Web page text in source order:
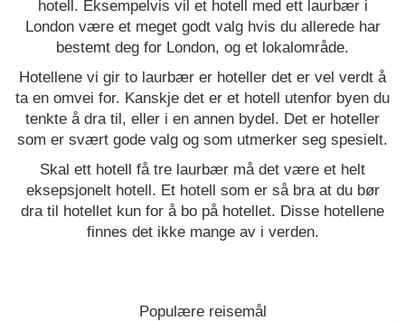
hotell. Eksempelvis vil et hotell med ett laurbær i
London være et meget godt valg hvis du allerede har
bestemt deg for London, og et lokalområde.
Hotellene vi gir to laurbær er hoteller det er vel verdt å
ta en omvei for. Kanskje det er et hotell utenfor byen du
tenkte å dra til, eller i en annen bydel. Det er hoteller
som er svært gode valg og som utmerker seg spesielt.
Skal ett hotell få tre laurbær må det være et helt
eksepsjonelt hotell. Et hotell som er så bra at du bør
dra til hotellet kun for å bo på hotellet. Disse hotellene
finnes det ikke mange av i verden.
Populære reisemål